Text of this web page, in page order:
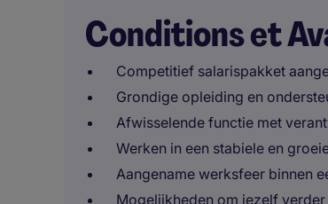
Conditions et
Competitief salarispakket
Grondige opleiding en
Afwisselende functie met
Werken in een stabiele en
Aangename werksfeer binnen
Mogelijkheden om jezelf